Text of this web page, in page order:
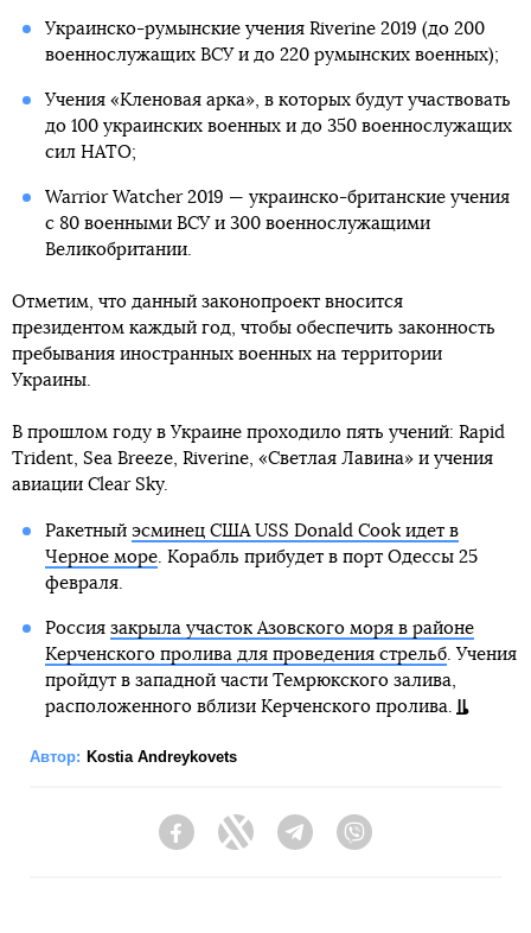
Украинско-румынские учения Riverine 2019 (до 200
военнослужащих ВСУ и до 220 румынских военных);
Учения «Кленовая арка», в которых будут участвовать
до 100 украинских военных и до 350 военнослужащих
сил НАТО;
Warrior Watcher 2019 — украинско-британские учения
с 80 военными ВСУ и 300 военнослужащими
Великобритании.
Отметим, что данный законопроект вносится
президентом каждый год, чтобы обеспечить законность
пребывания иностранных военных на территории
Украины.
В прошлом году в Украине проходило пять учений: Rapid
Trident, Sea Breeze, Riverine, «Светлая Лавина» и учения
авиации Clear Sky.
Ракетный эсминец США USS Donald Cook идет в
Черное море. Корабль прибудет в порт Одессы 25
февраля.
Россия закрыла участок Азовского моря в районе
Керченского пролива для проведения стрельб. Учения
пройдут в западной части Темрюкского залива,
расположенного вблизи Керченского пролива.
Автор: Kostia Andreykovets
FacebookTwitter Telegram